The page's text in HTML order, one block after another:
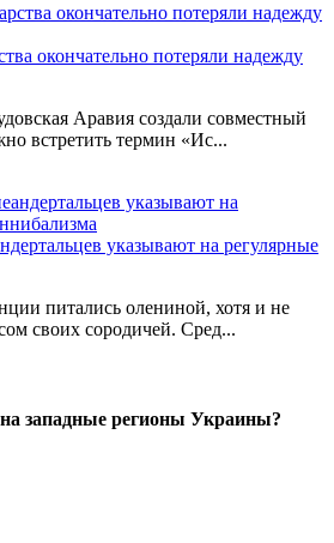
окончательно потеряли надежду
Аравия создали совместный
встретить термин «Ис...
указывают на регулярные
питались олениной, хотя и не
своих сородичей. Сред...
западные регионы Украины?